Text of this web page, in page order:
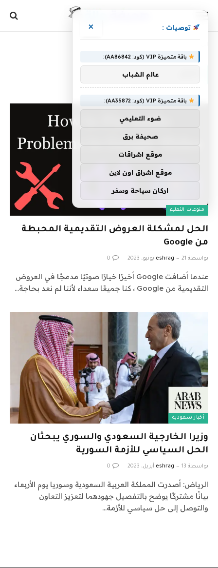
منوعات التعليم
الحل لمشكلة العروض التقديمية المحبطة
من Google
بواسطة eshrag 21 يونيو، 2023 0
عندما أضافت Google أخيرًا خيارًا صوتيًا مدمجًا في العروض
التقديمية من Google ، كنا جميعًا سعداء لأننا لم نعد بحاجة…
أخبار سعودية
وزيرا الخارجية السعودي والسوري يبحثان
الحل السياسي للأزمة السورية
بواسطة eshrag 13 أبريل، 2023 0
الرياض: أصدرت المملكة العربية السعودية وسوريا يوم الأربعاء
بيانًا مشتركًا يوضح بالتفصيل جهودهما لتعزيز التعاون
والتوصل إلى حل سياسي للأزمة…
توصيات : ×
باقة متميزة VIP (كود: AA86842):
عالم الشباب
باقة متميزة VIP (كود: AA35872):
ضوء التعليمي
صحيفة برق
موقع اشراقات
موقع اشراق اون لاين
اركان سياحة وسفر